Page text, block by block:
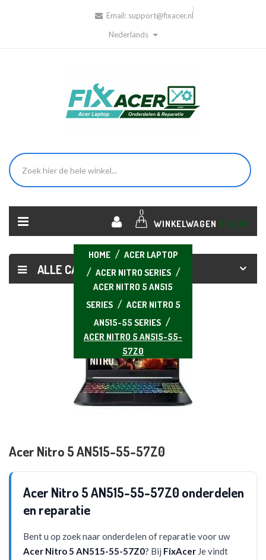
Email: support@fixacer.nl
Nederlands
0
WINKELWAGEN € 0,00
ALLE CATEGORIEËN
HOME
ACER LAPTOP
ACER NITRO SERIES
ACER NITRO 5 AN515
SERIES
ACER NITRO 5
AN515-55 SERIES
ACER NITRO 5 AN515-55-
57Z0
Acer Nitro 5 AN515-55-57Z0
Acer Nitro 5 AN515-55-57Z0 onderdelen
en reparatie
Bent u op zoek naar onderdelen of reparatie voor uw
Acer Nitro 5 AN515-55-57Z0? Bij FixAcer Je vindt